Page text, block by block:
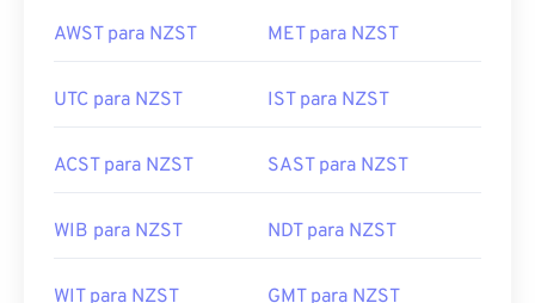
AWST para NZST MET para NZST
UTC para NZST IST para NZST
ACST para NZST SAST para NZST
WIB para NZST NDT para NZST
WIT para NZST GMT para NZST